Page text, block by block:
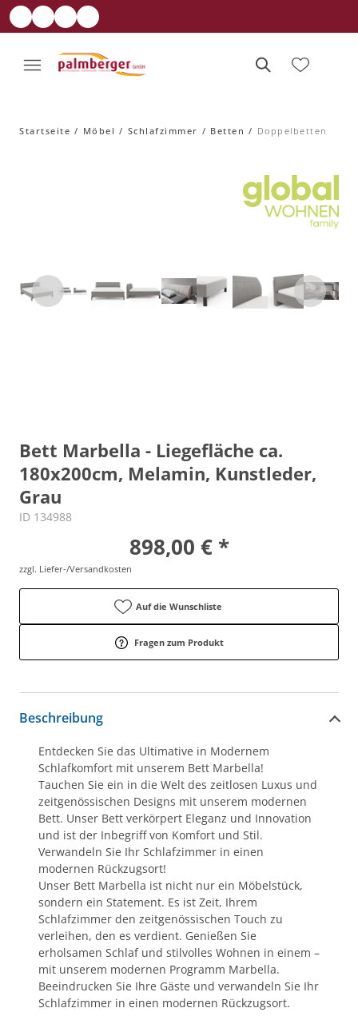
Startseite Möbel Schlafzimmer Betten Doppelbetten
Bett Marbella - Liegefläche ca.
180x200cm, Melamin, Kunstleder,
Grau
ID 134988
898,00 € *
zzgl. Liefer-/Versandkosten
Auf die Wunschliste
Fragen zum Produkt
Beschreibung
Entdecken Sie das Ultimative in Modernem
Schlafkomfort mit unserem Bett Marbella!
Tauchen Sie ein in die Welt des zeitlosen Luxus und
zeitgenössischen Designs mit unserem modernen
Bett. Unser Bett verkörpert Eleganz und Innovation
und ist der Inbegriff von Komfort und Stil.
Verwandeln Sie Ihr Schlafzimmer in einen
modernen Rückzugsort!
Unser Bett Marbella ist nicht nur ein Möbelstück,
sondern ein Statement. Es ist Zeit, Ihrem
Schlafzimmer den zeitgenössischen Touch zu
verleihen, den es verdient. Genießen Sie
erholsamen Schlaf und stilvolles Wohnen in einem –
mit unserem modernen Programm Marbella.
Beeindrucken Sie Ihre Gäste und verwandeln Sie Ihr
Schlafzimmer in einen modernen Rückzugsort.